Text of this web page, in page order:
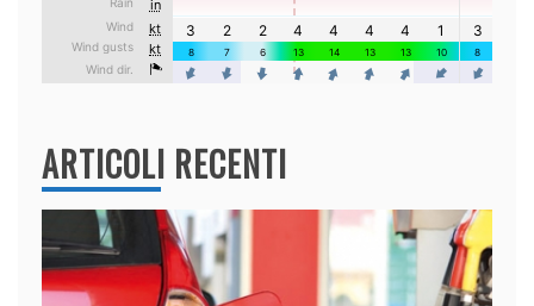
ARTICOLI RECENTI